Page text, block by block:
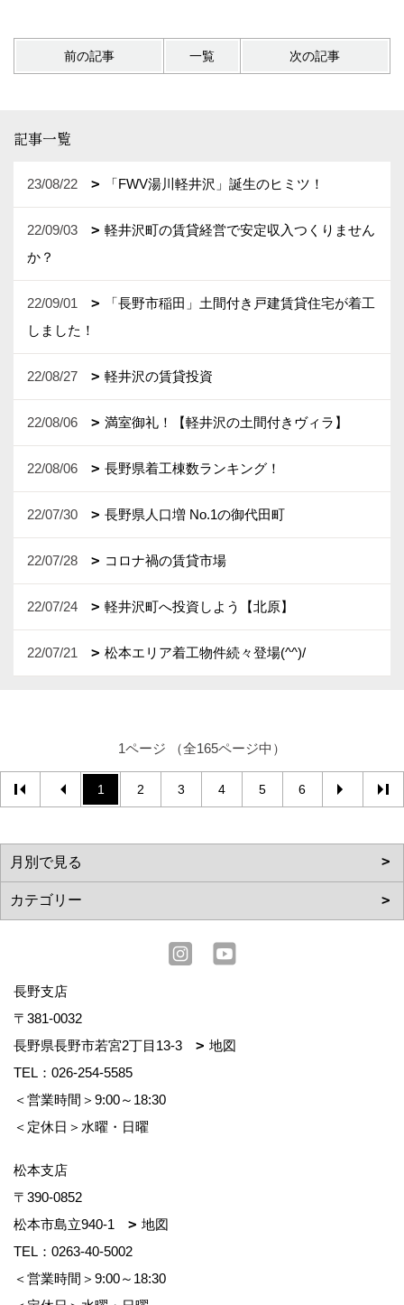
前の記事 一覧 次の記事
記事一覧
23/08/22 「FWV湯川軽井沢」誕生のヒミツ！
22/09/03
軽井沢町の賃貸経営で安定収入つくりません
か？
22/09/01
「長野市稲田」土間付き戸建賃貸住宅が着工
しました！
22/08/27 軽井沢の賃貸投資
22/08/06 満室御礼！【軽井沢の土間付きヴィラ】
22/08/06 長野県着工棟数ランキング！
22/07/30 長野県人口増 No.1の御代田町
22/07/28 コロナ禍の賃貸市場
22/07/24 軽井沢町へ投資しよう【北原】
22/07/21 松本エリア着工物件続々登場(^^)/
1ページ （全165ページ中）
1 2 3 4 5 6
長野支店
〒381-0032
長野県長野市若宮2丁目13-3
地図
TEL： 026-254-5585
＜営業時間＞9:00～18:30
＜定休日＞水曜・日曜
松本支店
〒390-0852
松本市島立940-1
地図
TEL： 0263-40-5002
＜営業時間＞9:00～18:30